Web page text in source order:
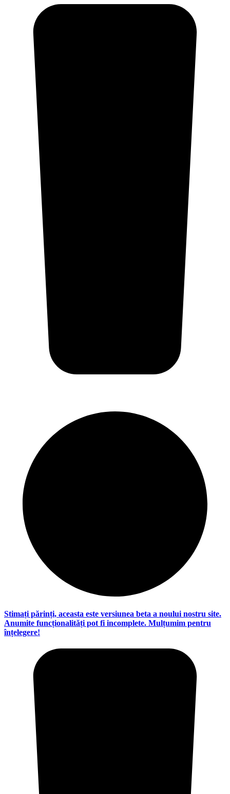
Stimați părinți, aceasta este versiunea beta a noului nostru site.
Anumite funcționalități pot fi incomplete. Mulțumim pentru
înțelegere!